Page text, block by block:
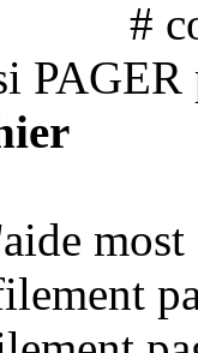
PAGER
most